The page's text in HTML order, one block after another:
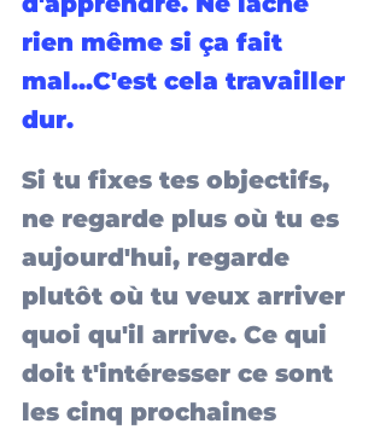
rien même si ça fait
mal...C'est cela travailler
dur.
Si tu fixes tes objectifs,
ne regarde plus où tu es
aujourd'hui, regarde
plutôt où tu veux arriver
quoi qu'il arrive. Ce qui
doit t'intéresser ce sont
les cinq prochaines